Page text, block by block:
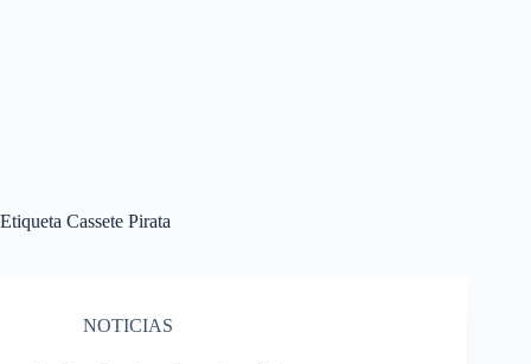
Etiqueta Cassete Pirata
NOTICIAS